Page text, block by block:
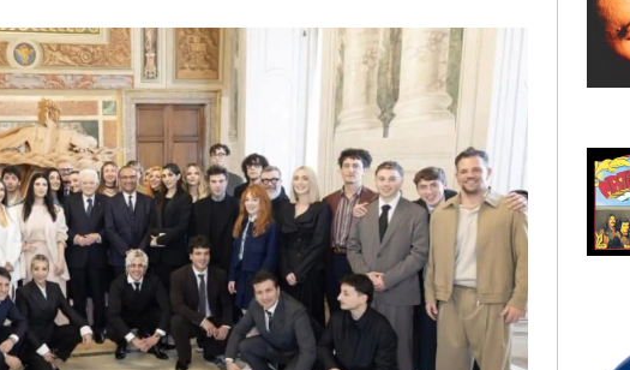
KATY PERRY
Watch It Burn
SUBASIO COLLECTION
MATIA BAZAR
Per Un'ora D'amore
SUBASIO PER UN'ORA D'AMORE
ALEX WARREN
Ordinary
RADIO SUBASIO +
MIKA
Kick Ass
RADIO SUBASIO DISCO CLUB